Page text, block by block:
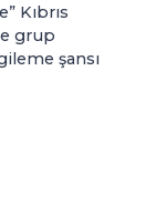
Kıbrıs
grup
şansı